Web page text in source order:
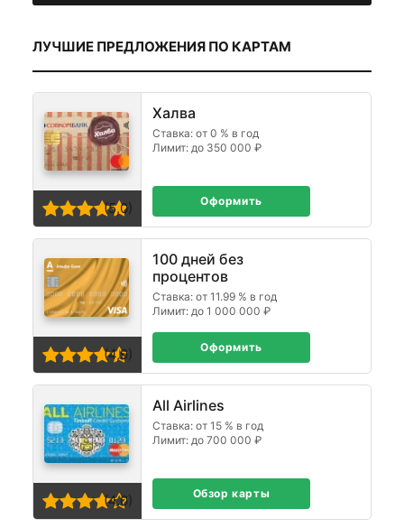
ЛУЧШИЕ ПРЕДЛОЖЕНИЯ ПО КАРТАМ
Халва
Ставка: от 0 % в год
Лимит: до 350 000 ₽
(5,0) Оформить
100 дней без
процентов
Ставка: от 11.99 % в год
Лимит: до 1 000 000 ₽
(4,9) Оформить
All Airlines
Ставка: от 15 % в год
Лимит: до 700 000 ₽
(4,0) Обзор карты